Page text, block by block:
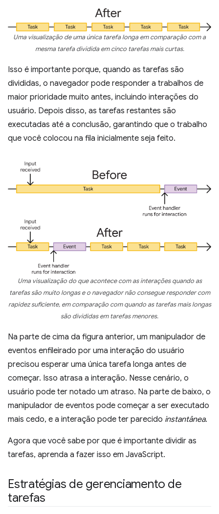
Uma visualização de uma única tarefa longa em comparação com a
mesma tarefa dividida em cinco tarefas mais curtas.
Isso é importante porque, quando as tarefas são
divididas, o navegador pode responder a trabalhos de
maior prioridade muito antes, incluindo interações do
usuário. Depois disso, as tarefas restantes são
executadas até a conclusão, garantindo que o trabalho
que você colocou na fila inicialmente seja feito.
Uma visualização do que acontece com as interações quando as
tarefas são muito longas e o navegador não consegue responder com
rapidez suficiente, em comparação com quando as tarefas mais longas
são divididas em tarefas menores.
Na parte de cima da figura anterior, um manipulador de
eventos enfileirado por uma interação do usuário
precisou esperar uma única tarefa longa antes de
começar. Isso atrasa a interação. Nesse cenário, o
usuário pode ter notado um atraso. Na parte de baixo, o
manipulador de eventos pode começar a ser executado
mais cedo, e a interação pode ter parecido instantânea.
Agora que você sabe por que é importante dividir as
tarefas, aprenda a fazer isso em JavaScript.
Estratégias de gerenciamento de
tarefas